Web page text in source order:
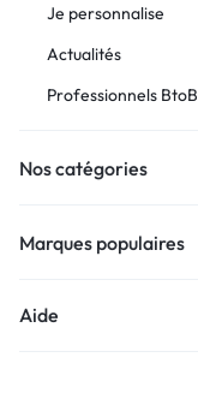
Je personnalise
Actualités
Professionnels BtoB
Nos catégories
Marques populaires
Aide